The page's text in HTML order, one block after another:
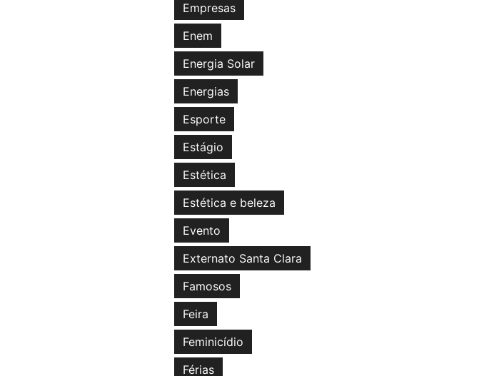
Empresas
Enem
Energia Solar
Energias
Esporte
Estágio
Estética
Estética e beleza
Evento
Externato Santa Clara
Famosos
Feira
Feminicídio
Férias